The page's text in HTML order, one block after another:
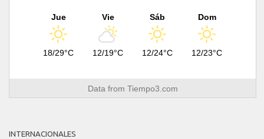
Jue
18/29°C
Vie
12/19°C
Sáb
12/24°C
Dom
12/23°C
Data from Tiempo3.com
INTERNACIONALES